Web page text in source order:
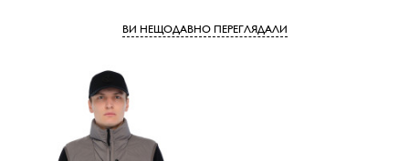
ВИ НЕЩОДАВНО ПЕРЕГЛЯДАЛИ